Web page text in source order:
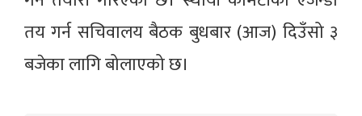
तय गर्न सचिवालय बैठक बुधबार (आज) दिउँसो ३
बजेका लागि बोलाएको छ।